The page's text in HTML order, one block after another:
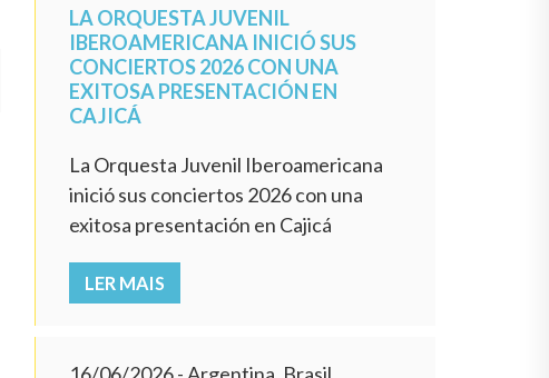
LA ORQUESTA JUVENIL
IBEROAMERICANA INICIÓ SUS
CONCIERTOS 2026 CON UNA
EXITOSA PRESENTACIÓN EN
CAJICÁ
La Orquesta Juvenil Iberoamericana
inició sus conciertos 2026 con una
exitosa presentación en Cajicá
LER MAIS